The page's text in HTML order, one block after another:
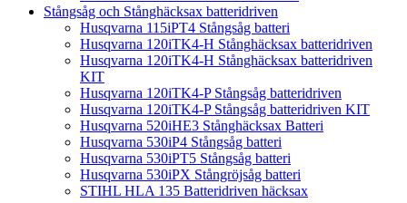
Stångsåg och Stånghäcksax batteridriven
Husqvarna 115iPT4 Stångsåg batteri
Husqvarna 120iTK4-H Stånghäcksax batteridriven
Husqvarna 120iTK4-H Stånghäcksax batteridriven
KIT
Husqvarna 120iTK4-P Stångsåg batteridriven
Husqvarna 120iTK4-P Stångsåg batteridriven KIT
Husqvarna 520iHE3 Stånghäcksax Batteri
Husqvarna 530iP4 Stångsåg batteri
Husqvarna 530iPT5 Stångsåg batteri
Husqvarna 530iPX Stångröjsåg batteri
STIHL HLA 135 Batteridriven häcksax